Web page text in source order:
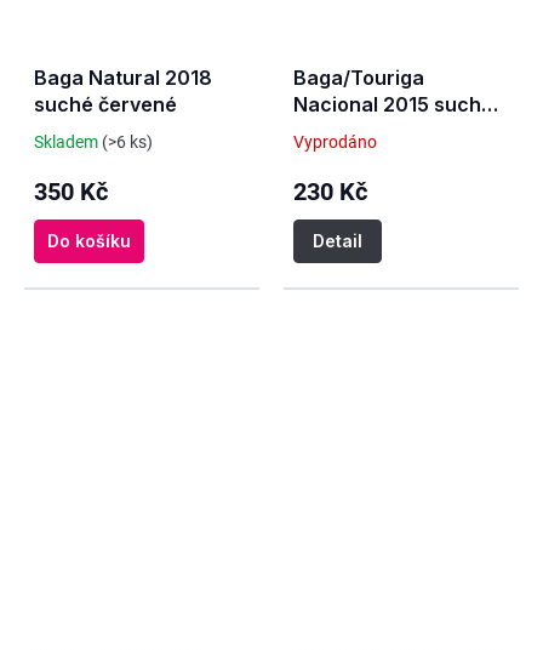
Baga Natural 2018
suché červené
Skladem (>6 ks)
350 Kč
Do košíku
Baga/Touriga
Nacional 2015 suché
červené
Vyprodáno
230 Kč
Detail